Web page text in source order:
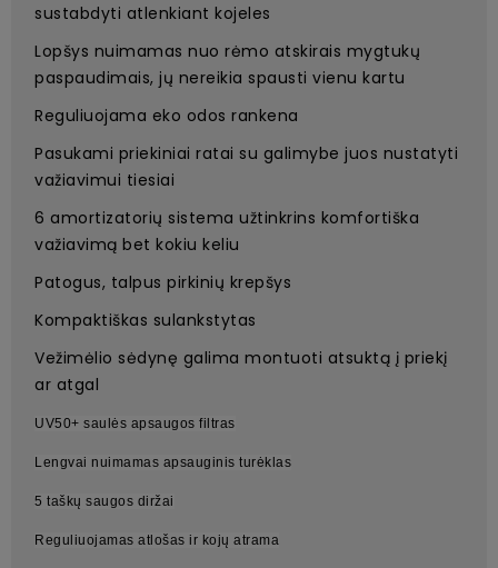
sustabdyti atlenkiant kojeles
Lopšys nuimamas nuo rėmo atskirais mygtukų
paspaudimais, jų nereikia spausti vienu kartu
Reguliuojama eko odos rankena
Pasukami priekiniai ratai su galimybe juos nustatyti
važiavimui tiesiai
6 amortizatorių sistema užtinkrins komfortiška
važiavimą bet kokiu keliu
Patogus, talpus pirkinių krepšys
Kompaktiškas sulankstytas
Vežimėlio sėdynę galima montuoti atsuktą į priekį
ar atgal
UV50+ saulės apsaugos filtras
Lengvai nuimamas apsauginis turėklas
5 taškų saugos diržai
Reguliuojamas atlošas ir kojų atrama